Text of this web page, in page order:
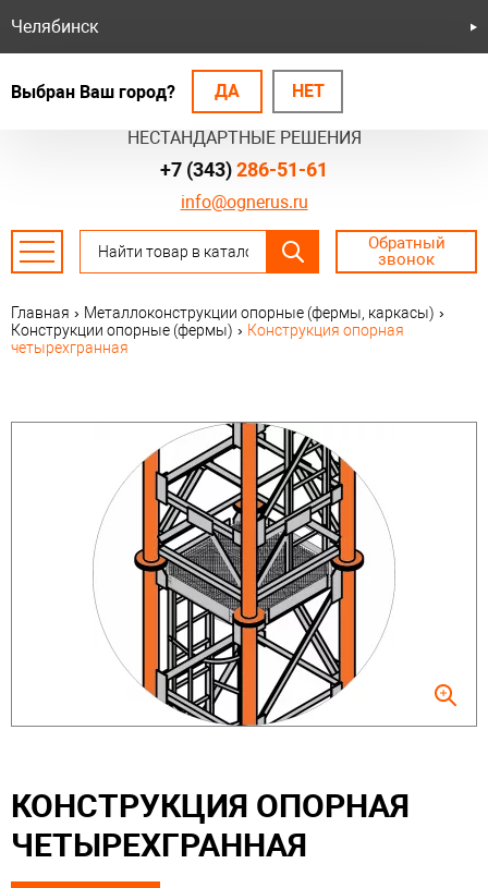
БЕЗОПАСНЫЕ СИСТЕМЫ
НЕСТАНДАРТНЫЕ РЕШЕНИЯ
Челябинск
Выбран Ваш город? ДА НЕТ
info@ognerus.ru
+7 (343)286-51-61
Обратный
звонок
Главная › Металлоконструкции опорные (фермы, каркасы) ›
Конструкции опорные (фермы) › Конструкция опорная
четырехгранная
КОНСТРУКЦИЯ ОПОРНАЯ
ЧЕТЫРЕХГРАННАЯ